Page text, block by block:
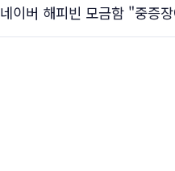
네이버 해피빈 모금함 "중증